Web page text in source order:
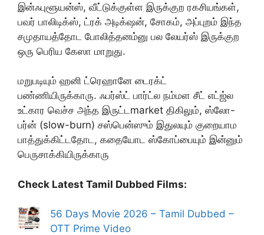
இன்ஃபுளூயன்ஸ், வீட்டுக்குள்ள இருக்குற ரகசியங்கள்,
பவர் பாலிடிக்ஸ், ட்ரக் அடிக்‌ஷன், சோகம், அப்புறம் இந்த
சமுதாயத்தோட போலித்தனம்னு பல லேயர்ஸ் இருக்குற
ஒரு பெரிய கேஸா மாறுது.
மறுபடியும் ஹனி ட்ரெஹானே டைரக்ட்
பண்ணியிருக்காரு. ஃபர்ஸ்ட் பார்ட்ல நம்மள சீட் எட்ஜ்ல
உட்கார வெச்ச அந்த இருட்டmarket திகிலும், ஸ்லோ-
பர்ன் (slow-burn) சஸ்பென்ஸும் இதுலயும் குறையாம
பாத்துக்கிட்டதோட, கதையோட ஸ்கோப்பையும் இன்னும்
பெருசாக்கியிருக்காரு
Check Latest Tamil Dubbed Films:
56 Days Movie 2026 – Tamil Dubbed –
OTT Prime Video